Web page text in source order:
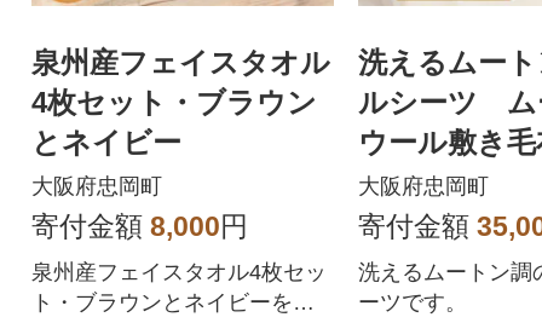
泉州産フェイスタオル
4枚セット・ブラウン
とネイビー
大阪府忠岡町
寄付金額 8,000円
泉州産フェイスタオル4枚セッ
ト・ブラウンとネイビーを各2
洗えるムー
ルシーツ ム
ウール敷き
ダブルサイ
x205cm
大阪府忠岡町
寄付金額
洗えるムートン調
ーツです。